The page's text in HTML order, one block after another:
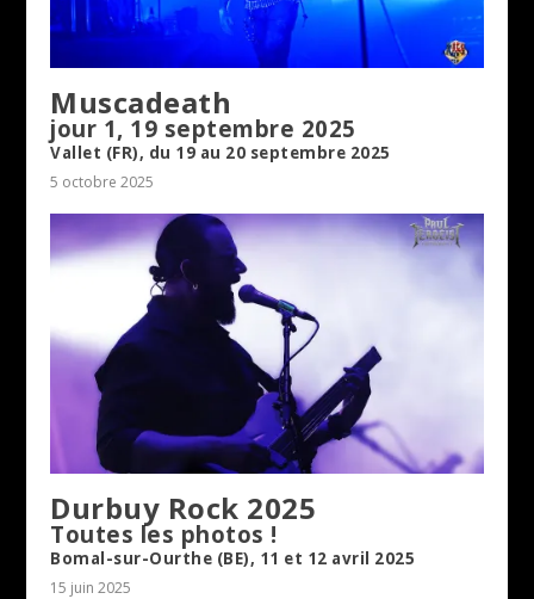
Muscadeath
jour 1, 19 septembre 2025
Vallet (FR), du 19 au 20 septembre 2025
5 octobre 2025
Durbuy Rock 2025
Toutes les photos !
Bomal-sur-Ourthe (BE), 11 et 12 avril 2025
15 juin 2025